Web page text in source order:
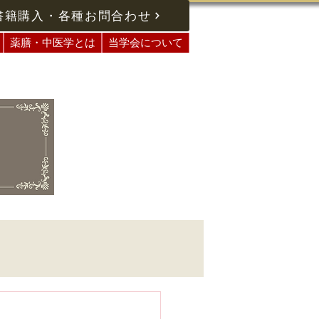
籍購入・各種お問合わせ
薬膳・中医学とは 当学会について